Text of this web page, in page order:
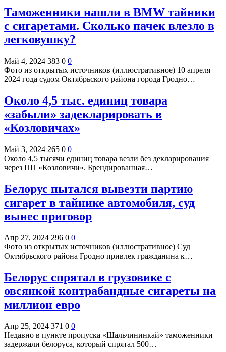
Таможенники нашли в BMW тайники
с сигаретами. Сколько пачек влезло в
легковушку?
Май 4, 2024 383 0 0
Фото из открытых источников (иллюстративное) 10 апреля
2024 года судом Октябрьского района города Гродно…
Около 4,5 тыс. единиц товара
«забыли» задекларировать в
«Козловичах»
Май 3, 2024 265 0 0
Около 4,5 тысячи единиц товара везли без декларирования
через ПП «Козловичи». Брендированная…
Белорус пытался вывезти партию
сигарет в тайнике автомобиля, суд
вынес приговор
Апр 27, 2024 296 0 0
Фото из открытых источников (иллюстративное) Суд
Октябрьского района Гродно привлек гражданина к…
Белорус спрятал в грузовике с
овсянкой контрабандные сигареты на
миллион евро
Апр 25, 2024 371 0 0
Недавно в пункте пропуска «Шальчининкай» таможенники
задержали белоруса, который спрятал 500…